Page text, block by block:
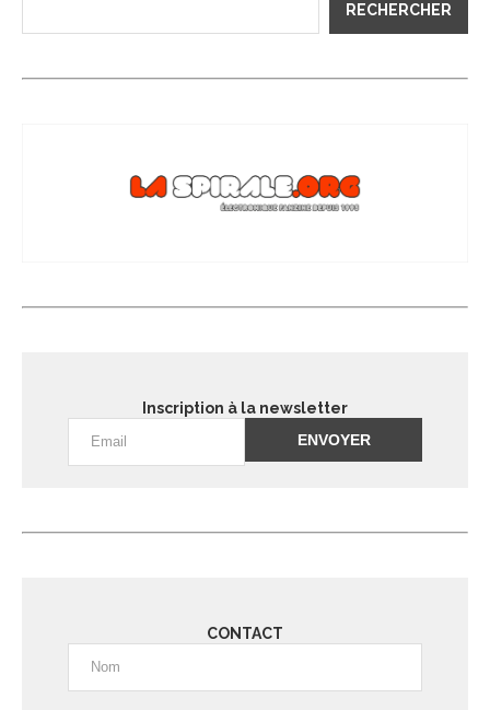
RECHERCHER
Inscription à la newsletter
CONTACT